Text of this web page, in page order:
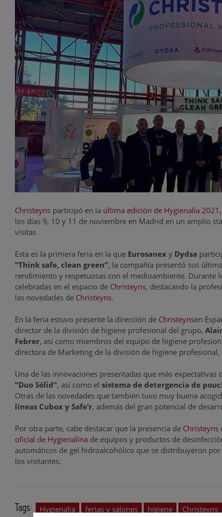
Christeyns participó en la última edición de Hygienalia
los días 9, 10 y 11 de noviembre en Madrid en un amplio
visitas
Esta es la primera feria en la que Eurosanex y Dydsa
“Think safe, clean green”, la compañía presentó sus
rendimiento y respetuosas con el medioambiente. Durante
celebradas en el espacio de Christeyns, destacando la
las novedades de Christeyns.
En la feria estuvo presente la dirección de Christeynsen
director de la división de higiene profesional del grupo,
Febrer, así como miembros del equipo de higiene
directora de Marketing de la división de higiene profesional,
Una de las innovaciones presentadas que más expectativas
“Duo Sólid”, así como el sistema de detergencia de
Otras de las novedades que también tuvo muy buena
líneas Cubox y Safe’r, además del gran potencial de
Por otra parte, cabe destacar que la presencia de Christeyns
oficial de Hygienalina de equipos y productos de
automáticos de gel hidroalcohólico que se distribuyeron
los visitantes.
Tags: Hygienalia ferias y salones higiene Christeyns